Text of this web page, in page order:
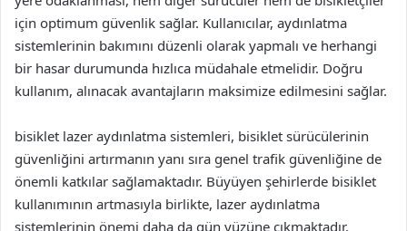
için optimum güvenlik sağlar. Kullanıcılar, aydınlatma
sistemlerinin bakımını düzenli olarak yapmalı ve herhangi
bir hasar durumunda hızlıca müdahale etmelidir. Doğru
kullanım, alınacak avantajların maksimize edilmesini sağlar.
bisiklet lazer aydınlatma sistemleri, bisiklet sürücülerinin
güvenliğini artırmanın yanı sıra genel trafik güvenliğine de
önemli katkılar sağlamaktadır. Büyüyen şehirlerde bisiklet
kullanımının artmasıyla birlikte, lazer aydınlatma
sistemlerinin önemi daha da gün yüzüne çıkmaktadır.